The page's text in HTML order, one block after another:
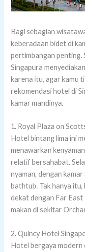
Bagi sebagian
keberadaan bidet di
pertimbangan penting.
Singapura
karena itu, agar kamu
rekomendasi hotel di
kamar mandinya.
1. Royal Plaza on
Hotel bintang lima ini
menawarkan
relatif bersahabat.
nyaman, dengan
bathtub. Tak hanya
dekat dengan Far
makan di sekitar
2. Quincy Hotel
Hotel bergaya modern